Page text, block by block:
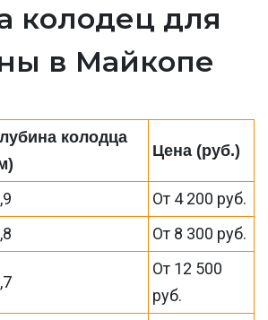
колодец для
в Майкопе
колодца
Цена (руб.)
От 4 200 руб.
От 8 300 руб.
От 12 500
руб.